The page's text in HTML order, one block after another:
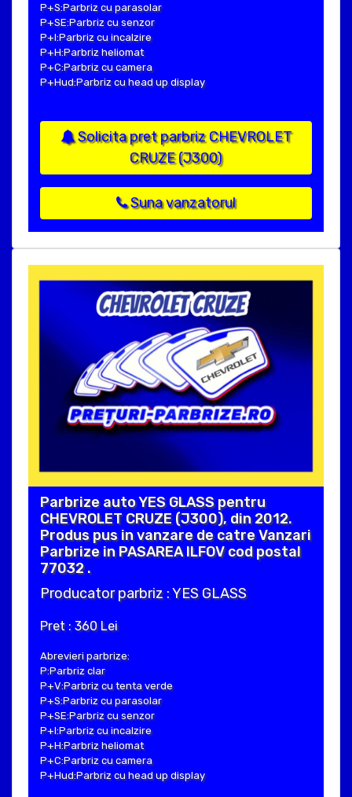
P+S:Parbriz cu parasolar
P+SE:Parbriz cu senzor
P+I:Parbriz cu incalzire
P+H:Parbriz heliomat
P+C:Parbriz cu camera
P+Hud:Parbriz cu head up display
Solicita pret parbriz CHEVROLET
CRUZE (J300)
Suna vanzatorul
Parbrize auto YES GLASS pentru
CHEVROLET CRUZE (J300), din 2012.
Produs pus in vanzare de catre Vanzari
Parbrize in PASAREA ILFOV cod postal
77032 .
Producator parbriz : YES GLASS
Pret : 360 Lei
Abrevieri parbrize:
P:Parbriz clar
P+V:Parbriz cu tenta verde
P+S:Parbriz cu parasolar
P+SE:Parbriz cu senzor
P+I:Parbriz cu incalzire
P+H:Parbriz heliomat
P+C:Parbriz cu camera
P+Hud:Parbriz cu head up display